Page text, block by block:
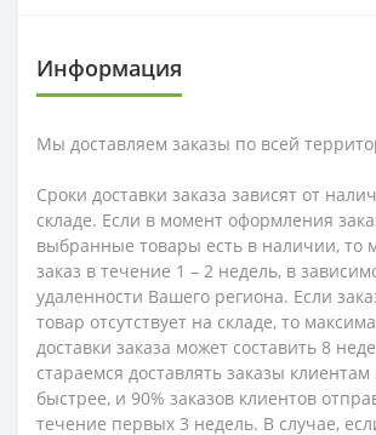
Информация
Мы доставляем заказы по всей
Сроки доставки заказа зависят от
складе. Если в момент оформления
выбранные товары есть в наличии, то
заказ в течение 1 – 2 недель, в
удаленности Вашего региона. Если
товар отсутствует на складе, то
доставки заказа может составить 8
стараемся доставлять заказы
быстрее, и 90% заказов клиентов
течение первых 3 недель. В случае,